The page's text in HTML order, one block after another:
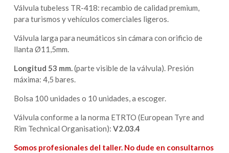
Válvula tubeless TR-418: recambio de calidad premium,
para turismos y vehículos comerciales ligeros.
Válvula larga para neumáticos sin cámara con orificio de
llanta Ø11,5mm.
Longitud 53 mm.(parte visible de la válvula). Presión
máxima: 4,5 bares.
Bolsa 100 unidades o 10 unidades, a escoger.
Válvula conforme a la norma ETRTO (European Tyre and
Rim Technical Organisation): V2.03.4
Somos profesionales del taller. No dude en consultarnos